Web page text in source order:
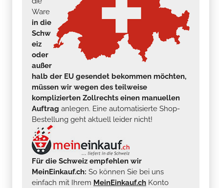
Ware
in die
Schw
eiz
oder
außer
halb der EU gesendet bekommen möchten,
müssen wir wegen des teilweise
komplizierten Zollrechts einen manuellen
Auftrag anlegen. Eine automatisierte Shop-
Bestellung geht aktuell leider nicht!
Für die Schweiz empfehlen wir
MeinEinkauf.ch: So können Sie bei uns
einfach mit Ihrem MeinEinkauf.ch Konto